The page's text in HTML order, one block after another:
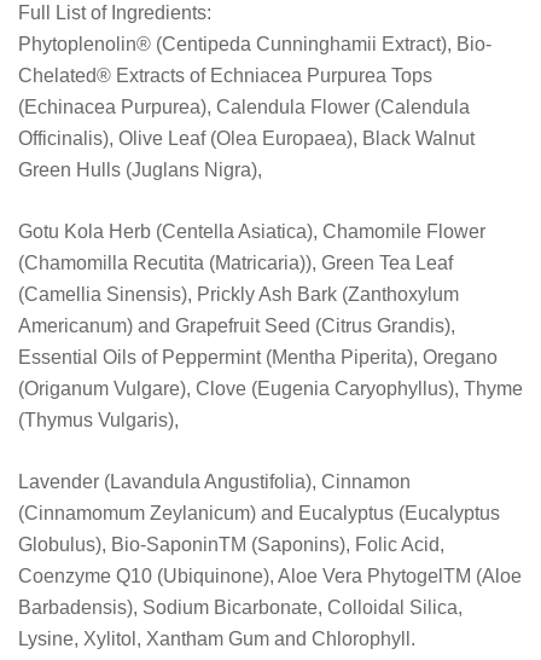
Full List of Ingredients:
Phytoplenolin® (Centipeda Cunninghamii Extract), Bio-
Chelated® Extracts of Echniacea Purpurea Tops
(Echinacea Purpurea), Calendula Flower (Calendula
Officinalis), Olive Leaf (Olea Europaea), Black Walnut
Green Hulls (Juglans Nigra),
Gotu Kola Herb (Centella Asiatica), Chamomile Flower
(Chamomilla Recutita (Matricaria)), Green Tea Leaf
(Camellia Sinensis), Prickly Ash Bark (Zanthoxylum
Americanum) and Grapefruit Seed (Citrus Grandis),
Essential Oils of Peppermint (Mentha Piperita), Oregano
(Origanum Vulgare), Clove (Eugenia Caryophyllus), Thyme
(Thymus Vulgaris),
Lavender (Lavandula Angustifolia), Cinnamon
(Cinnamomum Zeylanicum) and Eucalyptus (Eucalyptus
Globulus), Bio-SaponinTM (Saponins), Folic Acid,
Coenzyme Q10 (Ubiquinone), Aloe Vera PhytogelTM (Aloe
Barbadensis), Sodium Bicarbonate, Colloidal Silica,
Lysine, Xylitol, Xantham Gum and Chlorophyll.